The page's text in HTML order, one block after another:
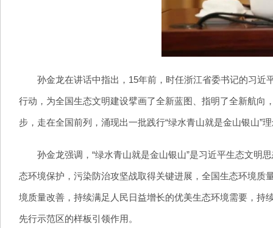
孙金龙在讲话中指出，15年前，时任浙江省委书记的习近平
行动，为全国生态文明建设擘画了全新蓝图、指明了全新航向
步，走在全国前列，涌现出一批践行“绿水青山就是金山银山”
孙金龙强调，“绿水青山就是金山银山”是习近平生态文明
态环境保护，污染防治攻坚战取得关键进展，全国生态环境
境质量改善，持续满足人民日益增长的优美生态环境需要，
先行示范区的样板引领作用。